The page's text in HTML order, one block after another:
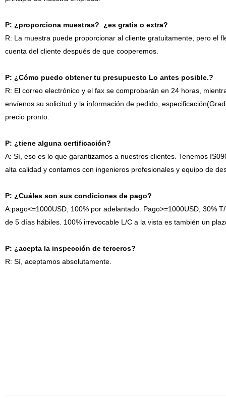
P: ¿proporciona muestras? ¿es gratis o extra?
R: La muestra puede proporcionar al cliente gratuitamente, pero el
cuenta del cliente después de que cooperemos.
P: ¿Cómo puedo obtener tu presupuesto Lo antes posible.?
R: El correo electrónico y el fax se comprobarán en 24 horas,
envíenos su solicitud y la información de pedido,
precio pronto.
P: ¿tiene alguna certificación?
A: Sí, eso es lo que garantizamos a nuestros clientes. Tenemos
alta calidad y contamos con ingenieros profesionales y equipo de
P: ¿Cuáles son sus condiciones de pago?
A:pago<=1000USD, 100% por adelantado. Pago>=1000USD, 30%
de 5 días hábiles. 100% irrevocable L/C a la vista es también un
P: ¿acepta la inspección de terceros?
R: Sí, aceptamos absolutamente.